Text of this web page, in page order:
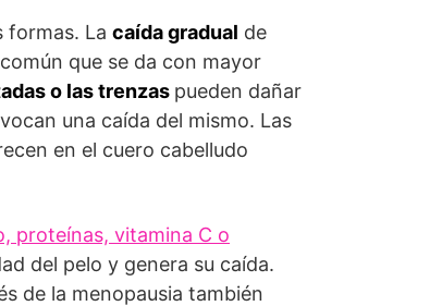
formas. La caída gradual de
que se da con mayor
o las trenzas pueden dañar
una caída del mismo. Las
en el cuero cabelludo
proteínas, vitamina C o
del pelo y genera su caída.
de la menopausia también